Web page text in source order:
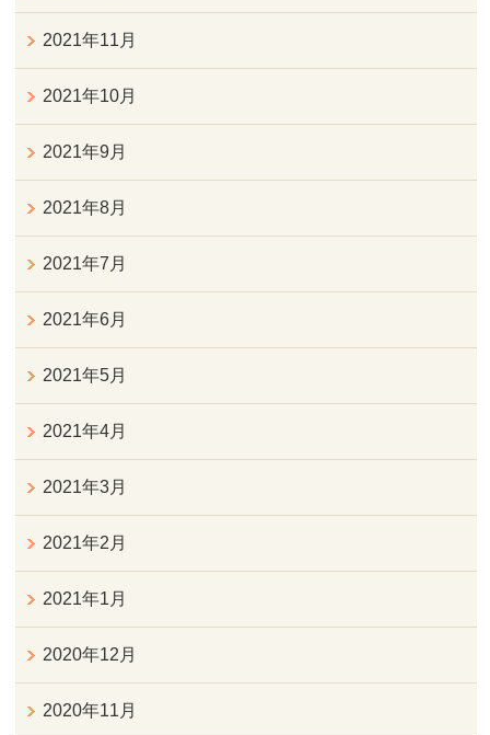
2021年11月
2021年10月
2021年9月
2021年8月
2021年7月
2021年6月
2021年5月
2021年4月
2021年3月
2021年2月
2021年1月
2020年12月
2020年11月